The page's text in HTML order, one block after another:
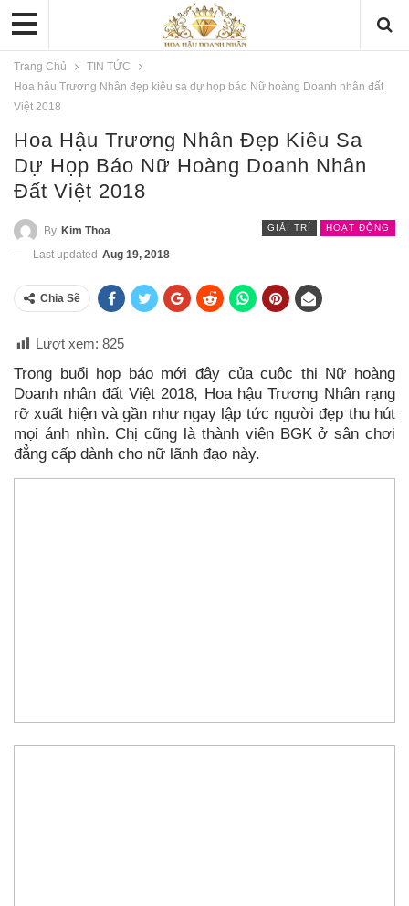
Trang Chủ
TIN TỨC
Hoa hậu Trương Nhân đẹp kiêu sa dự họp báo Nữ hoàng Doanh nhân đất
Việt 2018
Hoa Hậu Trương Nhân Đẹp Kiêu Sa
Dự Họp Báo Nữ Hoàng Doanh Nhân
Đất Việt 2018
GIẢI TRÍ HOẠT ĐỘNG
By Kim Thoa
Last updated Aug 19, 2018
Chia Sẽ
Lượt xem: 825
Trong buổi họp báo mới đây của cuộc thi Nữ hoàng
Doanh nhân đất Việt 2018, Hoa hậu Trương Nhân rạng
rỡ xuất hiện và gần như ngay lập tức người đẹp thu hút
mọi ánh nhìn. Chị cũng là thành viên BGK ở sân chơi
đẳng cấp dành cho nữ lãnh đạo này.